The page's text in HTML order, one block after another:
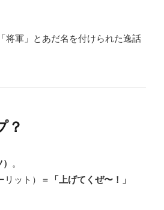
将軍」とあだ名を付けられた逸話
？
。
リット）＝
「上げてくぜ〜！」